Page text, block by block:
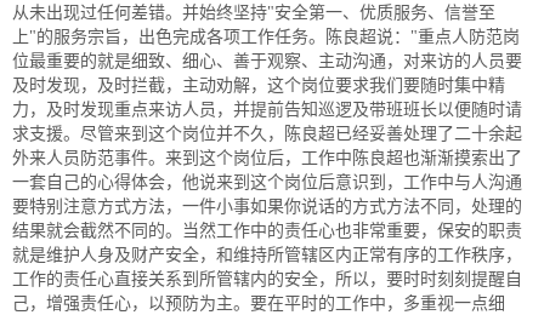
从未出现过任何差错。并始终坚持"安全第一、优质服务、信誉至
上"的服务宗旨，出色完成各项工作任务。陈良超说："重点人防范岗
位最重要的就是细致、细心、善于观察、主动沟通，对来访的人员要
及时发现，及时拦截，主动劝解，这个岗位要求我们要随时集中精
力，及时发现重点来访人员，并提前告知巡逻及带班班长以便随时请
求支援。尽管来到这个岗位并不久，陈良超已经妥善处理了二十余起
外来人员防范事件。来到这个岗位后，工作中陈良超也渐渐摸索出了
一套自己的心得体会，他说来到这个岗位后意识到，工作中与人沟通
要特别注意方式方法，一件小事如果你说话的方式方法不同，处理的
结果就会截然不同的。当然工作中的责任心也非常重要，保安的职责
就是维护人身及财产安全，和维持所管辖区内正常有序的工作秩序，
工作的责任心直接关系到所管辖内的安全，所以，要时时刻刻提醒自
己，增强责任心，以预防为主。要在平时的工作中，多重视一点细